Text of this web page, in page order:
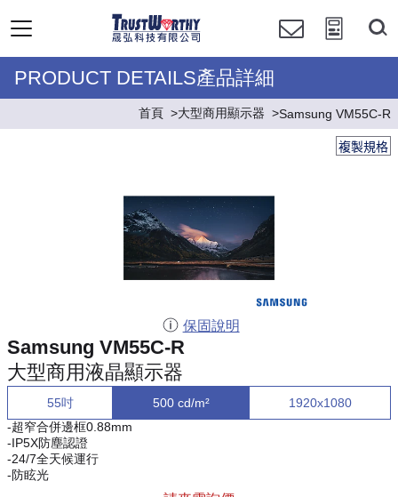
PRODUCT DETAILS產品詳細
首頁 大型商用顯示器 Samsung VM55C-R
複製規格
保固說明
Samsung VM55C-R
大型商用液晶顯示器
55吋 500 cd/m²
1920x1080
-超窄合併邊框0.88mm
-IP5X防塵認證
-24/7全天候運行
-防眩光